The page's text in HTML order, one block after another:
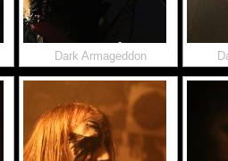
Dark Armageddon